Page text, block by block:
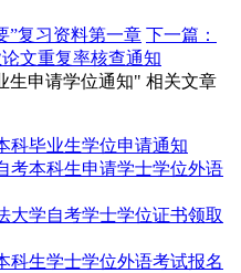
”复习资料第一章 下一篇：
文重复率核查通知
生申请学位通知" 相关文章
科毕业生学位申请通知
考本科生申请学士学位外语
大学自考学士学位证书领取
科生学士学位外语考试报名